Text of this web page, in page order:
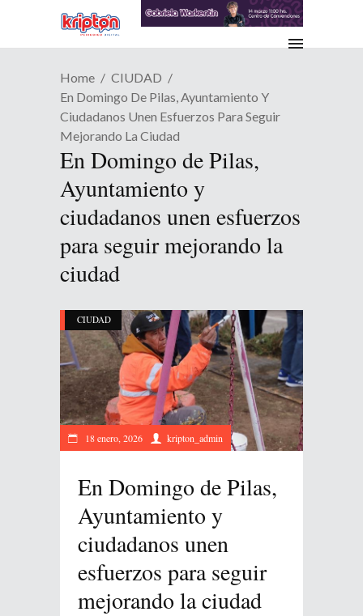
Home
CIUDAD
En Domingo De Pilas, Ayuntamiento Y
Ciudadanos Unen Esfuerzos Para Seguir
Mejorando La Ciudad
En Domingo de Pilas,
Ayuntamiento y
ciudadanos unen esfuerzos
para seguir mejorando la
ciudad
CIUDAD
18 enero, 2026 kripton_admin
En Domingo de Pilas,
Ayuntamiento y
ciudadanos unen
esfuerzos para seguir
mejorando la ciudad